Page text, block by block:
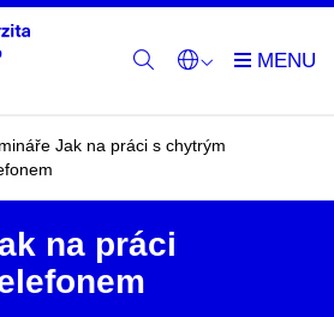
Jak na práci s chytrým
na práci